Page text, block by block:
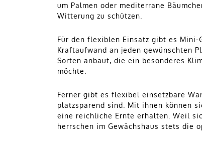
um Palmen oder mediterrane
Witterung zu schützen.
Für den flexiblen Einsatz gibt es Mini-
Kraftaufwand an jeden gewünschten
Sorten anbaut, die ein besonderes
möchte.
Ferner gibt es flexibel einsetzbare
platzsparend sind. Mit ihnen können
eine reichliche Ernte erhalten. Weil
herrschen im Gewächshaus stets die